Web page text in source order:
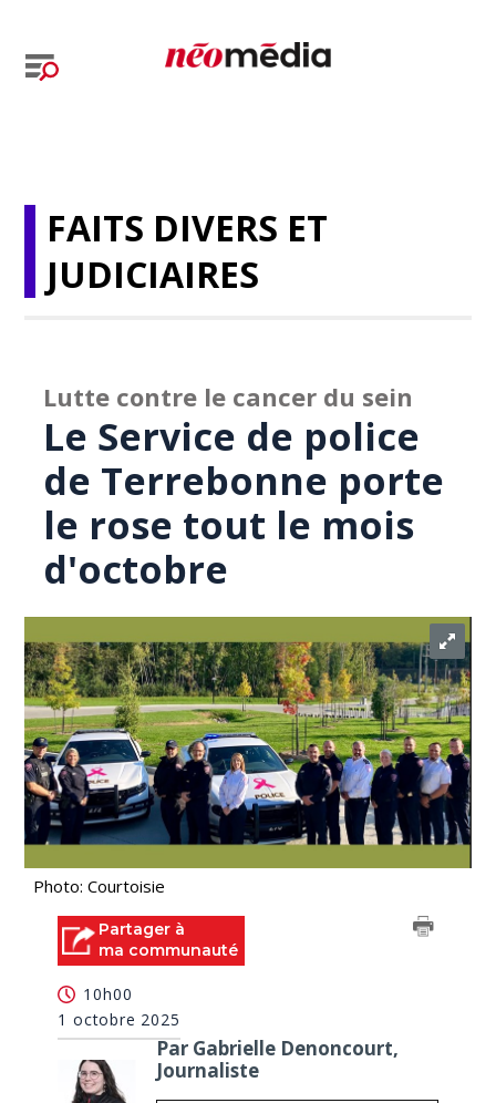
FAITS DIVERS ET
JUDICIAIRES
Lutte contre le cancer du sein
Le Service de police
de Terrebonne porte
le rose tout le mois
d'octobre
Photo: Courtoisie
Partager à
ma communauté
10h00
1 octobre 2025
Par Gabrielle Denoncourt,
Journaliste